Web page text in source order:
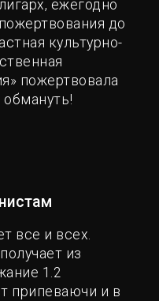
ежегодно
до
культурно-
пожертвовала
все и всех.
из
1.2
припеваючи и в